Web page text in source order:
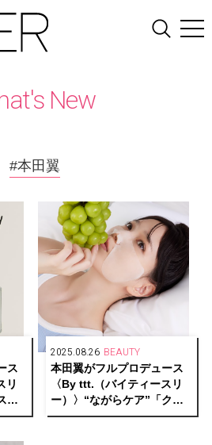
New
#本田翼
ス
リ
タ
2025.08.26 BEAUTY
本田翼がフルプロデュース
〈By ttt.（バイティースリ
ー）〉“ながらケア”「クリ
アポイントマスク」個包装5